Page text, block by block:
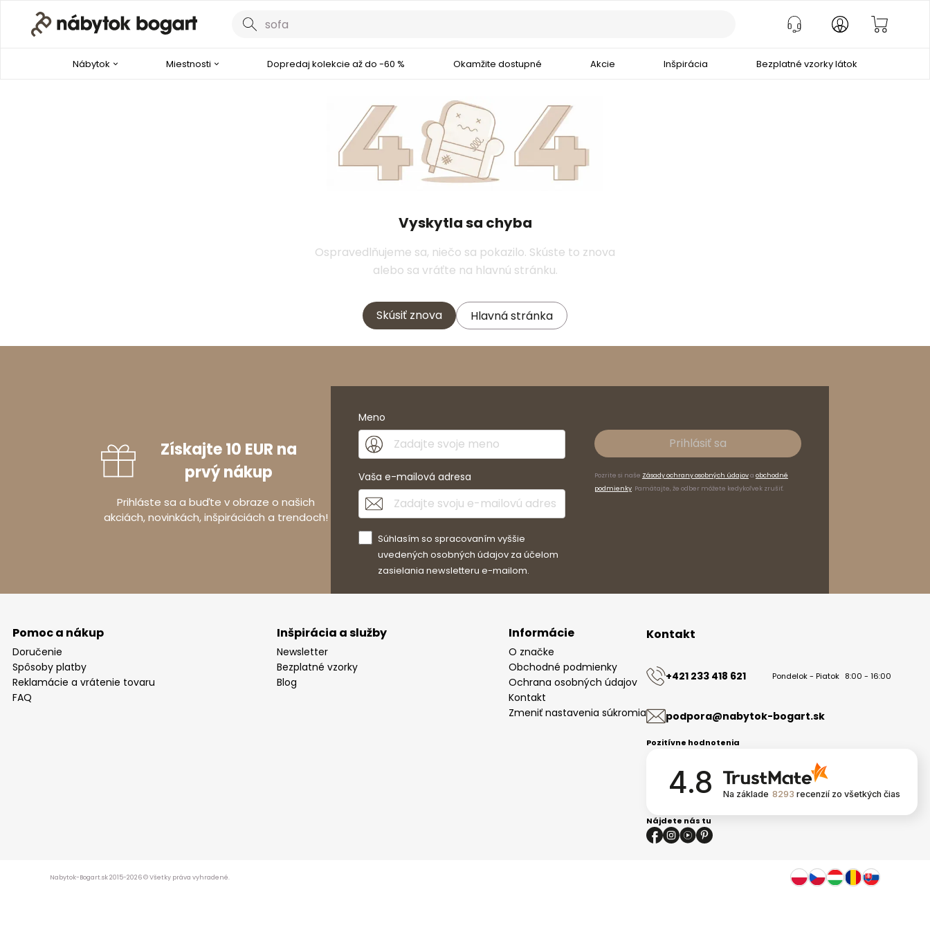
Nábytok Miestnosti Dopredaj kolekcie až do -60 % Okamžite dostupné Akcie Inšpirácia Bezplatné vzorky látok
Vyskytla sa chyba
Ospravedlňujeme sa, niečo sa pokazilo. Skúste to znova
alebo sa vráťte na hlavnú stránku.
Skúsiť znova Hlavná stránka
Získajte 10 EUR na
prvý nákup
Prihláste sa a buďte v obraze o našich
akciách, novinkách, inšpiráciách a trendoch!
Meno
Vaša e-mailová adresa
Súhlasím so spracovaním vyššie
uvedených osobných údajov za účelom
zasielania newsletteru e-mailom.
Prihlásiť sa
Pozrite si naše Zásady ochrany osobných údajova obchodné
podmienky. Pamätajte, že odber môžete kedykoľvek zrušiť.
Pomoc a nákup
Doručenie
Spôsoby platby
Reklamácie a vrátenie tovaru
FAQ
Inšpirácia a služby
Newsletter
Bezplatné vzorky
Blog
Informácie
O značke
Obchodné podmienky
Ochrana osobných údajov
Kontakt
Zmeniť nastavenia súkromia
Kontakt
+421 233 418 621 Pondelok - Piatok 8:00 - 16:00
podpora@nabytok-bogart.sk
Pozitívne hodnotenia
4.8 Na základe 8293 recenzií zo všetkých čias
Nájdete nás tu
Nabytok-Bogart.sk 2015-2026 © Všetky práva vyhradené.